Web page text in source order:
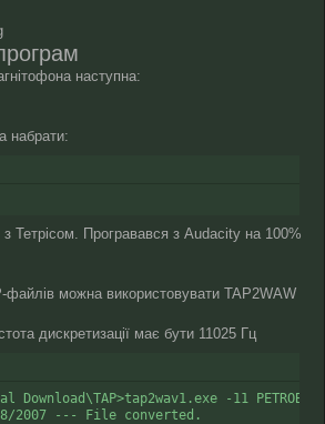
наступна:
набрати:
Тетрісом. Програвався з Audacity на 100%
файлів можна використовувати TAP2WAW
дискретизації має бути 11025 Гц
-11
2007 --- File converted.